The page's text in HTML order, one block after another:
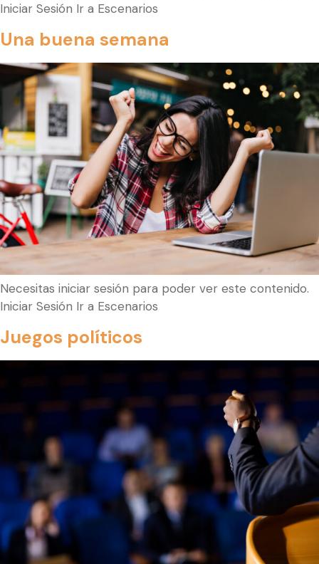
Iniciar Sesión Ir a Escenarios
Una buena semana
Necesitas iniciar sesión para poder ver este contenido.
Iniciar Sesión Ir a Escenarios
Juegos políticos